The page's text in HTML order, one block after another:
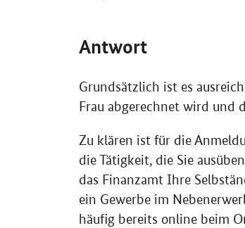
Antwort
Grundsätzlich ist es
Frau abgerechnet wird und
Zu klären ist für die
die Tätigkeit, die Sie
das Finanzamt Ihre
ein Gewerbe im
häufig bereits online beim